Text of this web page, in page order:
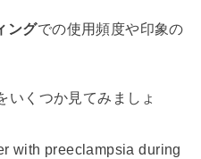
ングでの使用頻度や印象の
いくつか見てみましょ
with preeclampsia during